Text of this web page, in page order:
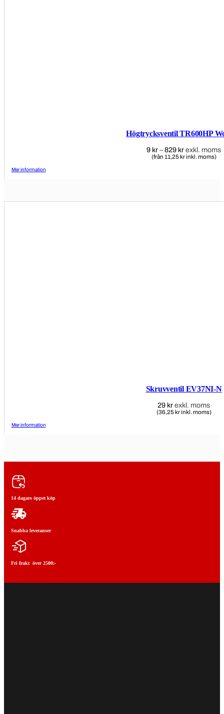
Högtrycksventil TR600HP
9 kr – 829 kr Prisintervall:
9 kr
exkl. moms
(från 11,25 kr inkl. moms)
Mer information
Skruvventil EV37NI-N
29 kr exkl. moms
(36,25 kr inkl. moms)
Mer information
14 dagars öppet köp
Snabba leveranser
Fri frakt över 2500:-